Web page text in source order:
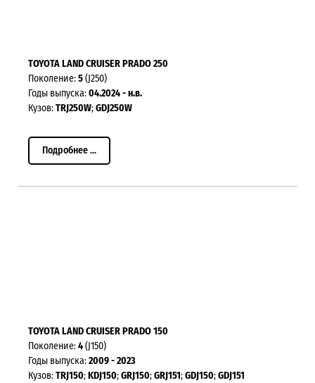
TOYOTA LAND CRUISER PRADO 250
Поколение:5(J250)
Годы выпуска:04.2024 - н.в.
Кузов:TRJ250W;GDJ250W
Подробнее ...
TOYOTA LAND CRUISER PRADO 150
Поколение:4(J150)
Годы выпуска:2009 - 2023
Кузов:TRJ150;KDJ150;GRJ150;GRJ151;GDJ150;GDJ151